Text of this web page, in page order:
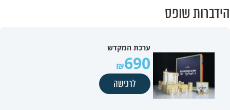
הידברות שופס
ערכת המקדש
690
לרכישה